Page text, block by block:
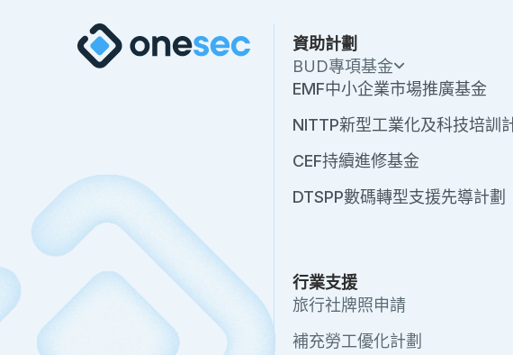
資助計劃
BUD專項基金
EMF中小企業市場推廣基金
NITTP新型工業化及科技培訓
CEF持續進修基金
DTSPP數碼轉型支援先導計劃
行業支援
旅行社牌照申請
補充勞工優化計劃